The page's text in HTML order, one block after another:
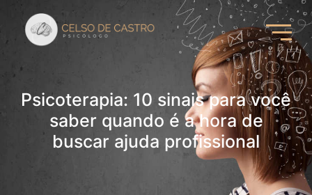
Psicoterapia: 10 sinais para você
saber quando é a hora de
buscar ajuda profissional